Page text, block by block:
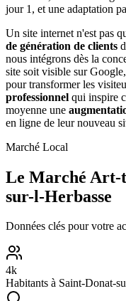
jour 1, et une adaptation
Un site internet n'est pas
de génération de clients
nous intégrons dès la
site soit visible sur
pour transformer les
professionnel qui inspire
moyenne une
en ligne de leur nouveau
Marché Local
Le Marché Art-
sur-l-Herbasse
Données clés pour votre
4k
Habitants à Saint-Donat-